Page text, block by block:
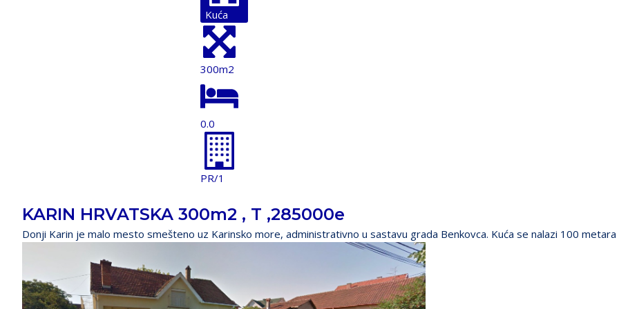
Kuća
300m2
0.0
PR/1
KARIN HRVATSKA 300m2 , T ,285000e
Donji Karin je malo mesto smešteno uz Karinsko more, administrativno u sastavu grada Benkovca. Kuća se nalazi 100 metara